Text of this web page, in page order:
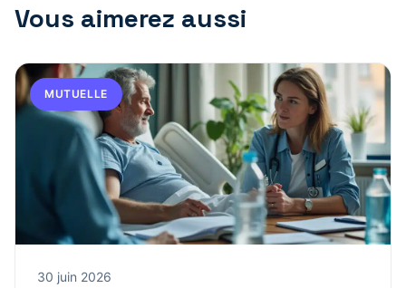
Vous aimerez aussi
MUTUELLE
30 juin 2026